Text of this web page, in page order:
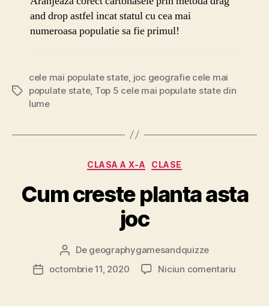
and drop astfel incat statul cu cea mai
numeroasa populatie sa fie primul!
Etichete
cele mai populate state, joc geografie cele mai
populate state, Top 5 cele mai populate state din
lume
Categorii
CLASA A X-A CLASE
Cum creste planta asta
joc
Autor
articol
De geographygamesandquizze
Datăoctombrie 11, 2020 Niciun comentariu